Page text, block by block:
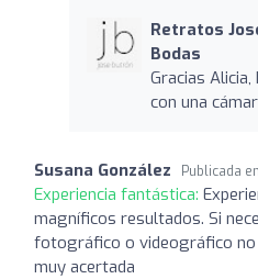
Retratos
Bodas
Gracias
con una
Susana González Publicada en
Experiencia fantástica:
magníficos resultados. Si
fotográfico o videográfico no
muy acertada